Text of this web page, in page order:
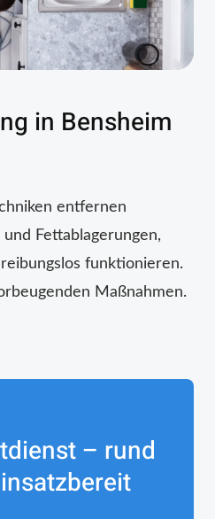
in Bensheim
entfernen
Fettablagerungen,
funktionieren.
Maßnahmen.
– rund